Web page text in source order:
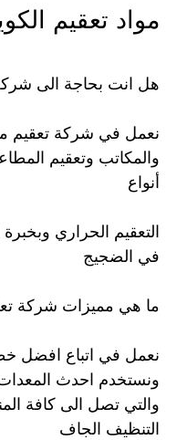
مواد تعقيم
هل انت بحاجة الى
نعمل في شركة تعقيم
والمكاتب وتعقيم
أنواع
التعقيم الحراري
في الضجيج
ما هي مميزات شركة
نعمل في اتباع افضل
ونستخدم احدث
والتي تصل الى كافة
التنظيف الجاف